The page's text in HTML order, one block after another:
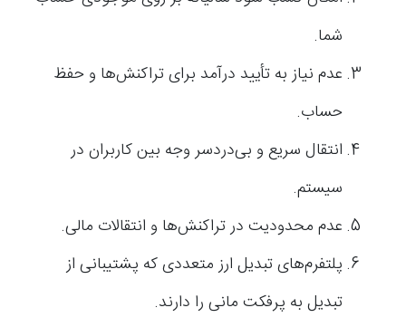
شما.
عدم نیاز به تأیید درآمد برای تراکنش‌ها و حفظ
حساب.
انتقال سریع و بی‌دردسر وجه بین کاربران در
سیستم.
عدم محدودیت در تراکنش‌ها و انتقالات مالی.
پلتفرم‌های تبدیل ارز متعددی که پشتیبانی از
تبدیل به پرفکت مانی را دارند.